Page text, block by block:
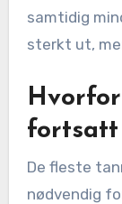
samtidig
sterkt ut,
fortsatt
De fleste
nødvendig